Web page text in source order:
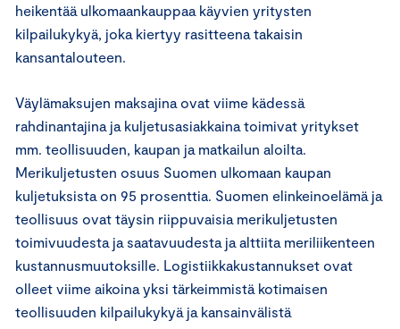
heikentää ulkomaankauppaa käyvien yritysten
kilpailukykyä, joka kiertyy rasitteena takaisin
kansantalouteen.
Väylämaksujen maksajina ovat viime kädessä
rahdinantajina ja kuljetusasiakkaina toimivat yritykset
mm. teollisuuden, kaupan ja matkailun aloilta.
Merikuljetusten osuus Suomen ulkomaan kaupan
kuljetuksista on 95 prosenttia. Suomen elinkeinoelämä ja
teollisuus ovat täysin riippuvaisia merikuljetusten
toimivuudesta ja saatavuudesta ja alttiita meriliikenteen
kustannusmuutoksille. Logistiikkakustannukset ovat
olleet viime aikoina yksi tärkeimmistä kotimaisen
teollisuuden kilpailukykyä ja kansainvälistä